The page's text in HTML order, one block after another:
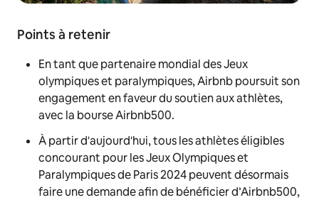
Points à retenir
En tant que partenaire mondial des Jeux
olympiques et paralympiques, Airbnb poursuit son
engagement en faveur du soutien aux athlètes,
avec la bourse Airbnb500.
À partir d'aujourd'hui, tous les athlètes éligibles
concourant pour les Jeux Olympiques et
Paralympiques de Paris 2024 peuvent désormais
faire une demande afin de bénéficier d’Airbnb500,